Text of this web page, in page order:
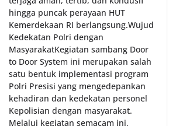
hingga puncak perayaan HUT
Kemerdekaan RI berlangsung.‎‎Wujud
Kedekatan Polri dengan
Masyarakat‎Kegiatan sambang Door
to Door System ini merupakan salah
satu bentuk implementasi program
Polri Presisi yang mengedepankan
kehadiran dan kedekatan personel
Kepolisian dengan masyarakat.
Melalui kegiatan semacam ini,